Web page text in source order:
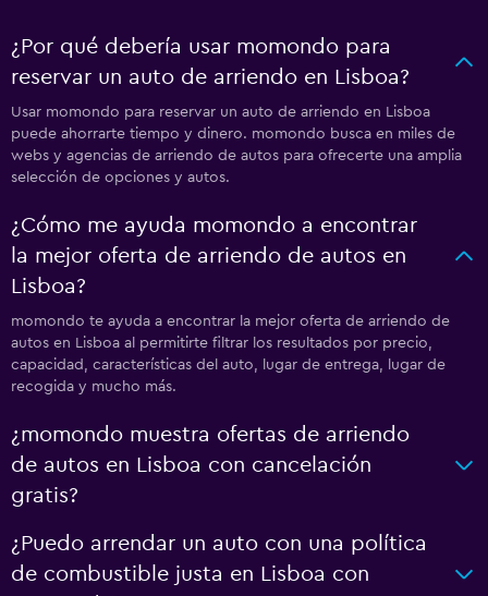
¿Por qué debería usar momondo para
reservar un auto de arriendo en Lisboa?
Usar momondo para reservar un auto de arriendo en Lisboa
puede ahorrarte tiempo y dinero. momondo busca en miles de
webs y agencias de arriendo de autos para ofrecerte una amplia
selección de opciones y autos.
¿Cómo me ayuda momondo a encontrar
la mejor oferta de arriendo de autos en
Lisboa?
momondo te ayuda a encontrar la mejor oferta de arriendo de
autos en Lisboa al permitirte filtrar los resultados por precio,
capacidad, características del auto, lugar de entrega, lugar de
recogida y mucho más.
¿momondo muestra ofertas de arriendo
de autos en Lisboa con cancelación
gratis?
¿Puedo arrendar un auto con una política
de combustible justa en Lisboa con